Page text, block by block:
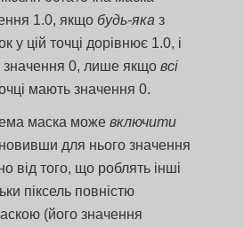
1.0, якщо будь-яка з
у цій точці дорівнює 1.0, і
значення 0, лише якщовсі
мають значення 0.
маска можевключити
для нього значення
від того, що роблять інші
піксель повністю
(його значення